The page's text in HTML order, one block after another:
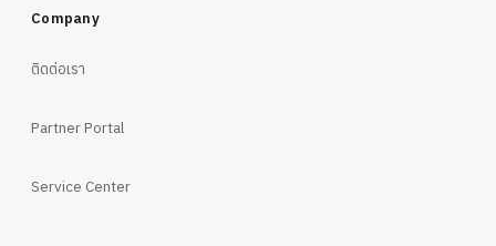
Company
ติดต่อเรา
Partner Portal
Service Center